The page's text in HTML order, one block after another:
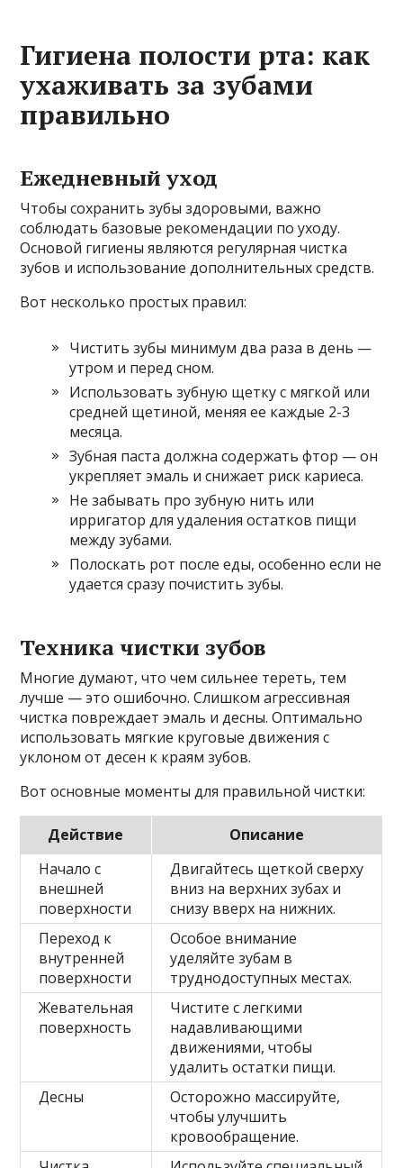
Гигиена полости рта: как
ухаживать за зубами
правильно
Ежедневный уход
Чтобы сохранить зубы здоровыми, важно
соблюдать базовые рекомендации по уходу.
Основой гигиены являются регулярная чистка
зубов и использование дополнительных средств.
Вот несколько простых правил:
Чистить зубы минимум два раза в день —
утром и перед сном.
Использовать зубную щетку с мягкой или
средней щетиной, меняя ее каждые 2-3
месяца.
Зубная паста должна содержать фтор — он
укрепляет эмаль и снижает риск кариеса.
Не забывать про зубную нить или
ирригатор для удаления остатков пищи
между зубами.
Полоскать рот после еды, особенно если не
удается сразу почистить зубы.
Техника чистки зубов
Многие думают, что чем сильнее тереть, тем
лучше — это ошибочно. Слишком агрессивная
чистка повреждает эмаль и десны. Оптимально
использовать мягкие круговые движения с
уклоном от десен к краям зубов.
Вот основные моменты для правильной чистки:
Действие
Описание
Начало с
внешней
поверхности
Двигайтесь щеткой сверху
вниз на верхних зубах и
снизу вверх на нижних.
Переход к
внутренней
поверхности
Особое внимание
уделяйте зубам в
труднодоступных местах.
Жевательная
поверхность
Чистите с легкими
надавливающими
движениями, чтобы
удалить остатки пищи.
Десны
Осторожно массируйте,
чтобы улучшить
кровообращение.